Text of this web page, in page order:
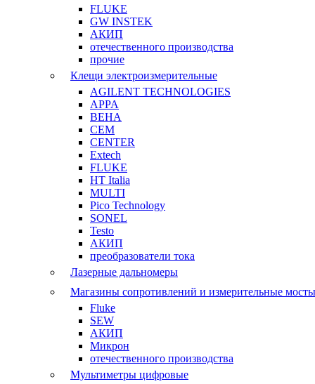
FLUKE
GW INSTEK
АКИП
отечественного производства
прочие
Клещи электроизмерительные
AGILENT TECHNOLOGIES
APPA
BEHA
CEM
CENTER
Extech
FLUKE
HT Italia
MULTI
Pico Technology
SONEL
Testo
АКИП
преобразователи тока
Лазерные дальномеры
Магазины сопротивлений и измерительные мосты
Fluke
SEW
АКИП
Микрон
отечественного производства
Мультиметры цифровые